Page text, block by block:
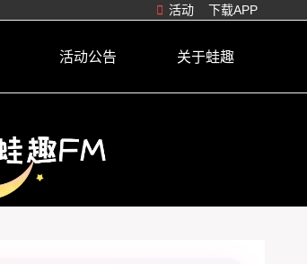
活动 下载APP
活动公告 关于蛙趣